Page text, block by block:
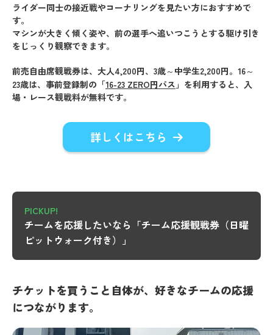
ライダー同士の接近戦やコーナリングを見たい方におすすめで
す。
マシンが大きく傾く姿や、前の選手へ追いつこうとする駆け引き
をじっくり観察できます。
前売自由席観戦券は、大人4,200円、3歳～中学生2,200円。16～
23歳は、事前登録制の「16-23 ZERO円パス 」を利用すると、入
場・レース観戦料が無料です。
詳しくはこちら
PICKUP!
チームを応援したいなら「チーム応援観戦券（日曜
ピットウォーク付き）」
チケットを買うこと自体が、好きなチームの応援
につながります。